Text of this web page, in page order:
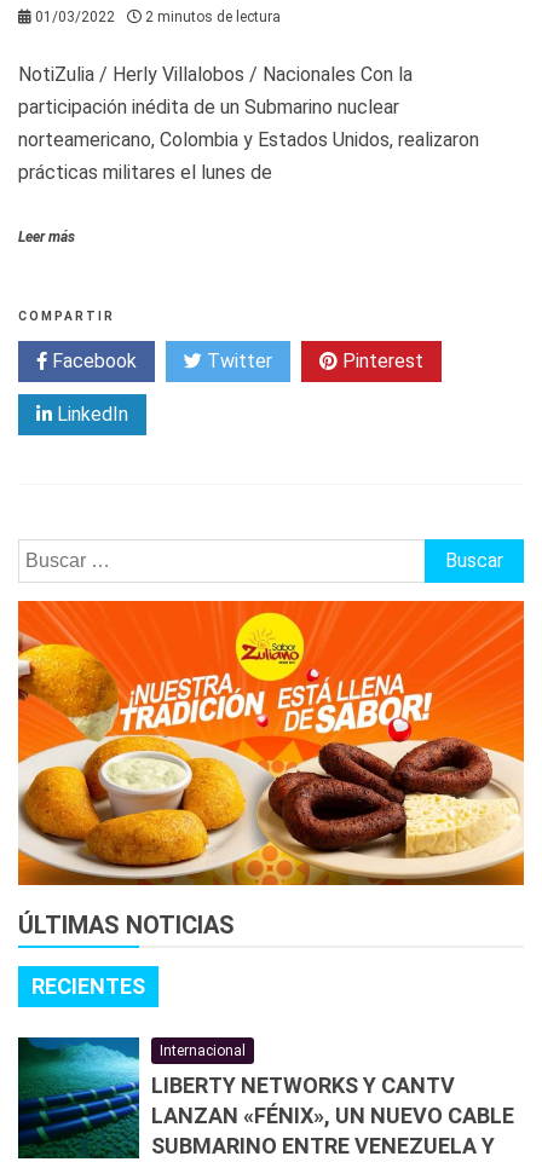
01/03/2022 2 minutos de lectura
NotiZulia / Herly Villalobos / Nacionales Con la
participación inédita de un Submarino nuclear
norteamericano, Colombia y Estados Unidos, realizaron
prácticas militares el lunes de
Leer más
COMPARTIR
Facebook Twitter Pinterest
LinkedIn
Buscar:
ÚLTIMAS NOTICIAS
RECIENTES
Internacional
LIBERTY NETWORKS Y CANTV
LANZAN «FÉNIX», UN NUEVO CABLE
SUBMARINO ENTRE VENEZUELA Y